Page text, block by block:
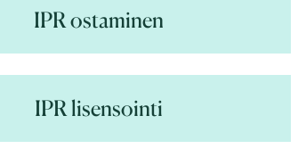
IPR ostaminen
IPR lisensointi